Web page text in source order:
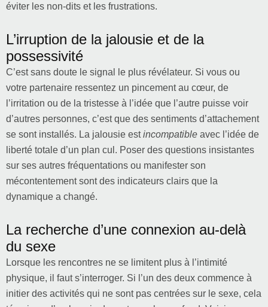
éviter les non-dits et les frustrations.
L’irruption de la jalousie et de la
possessivité
C’est sans doute le signal le plus révélateur. Si vous ou
votre partenaire ressentez un pincement au cœur, de
l’irritation ou de la tristesse à l’idée que l’autre puisse voir
d’autres personnes, c’est que des sentiments d’attachement
se sont installés. La jalousie estincompatible avec l’idée de
liberté totale d’un plan cul. Poser des questions insistantes
sur ses autres fréquentations ou manifester son
mécontentement sont des indicateurs clairs que la
dynamique a changé.
La recherche d’une connexion au-delà
du sexe
Lorsque les rencontres ne se limitent plus à l’intimité
physique, il faut s’interroger. Si l’un des deux commence à
initier des activités qui ne sont pas centrées sur le sexe, cela